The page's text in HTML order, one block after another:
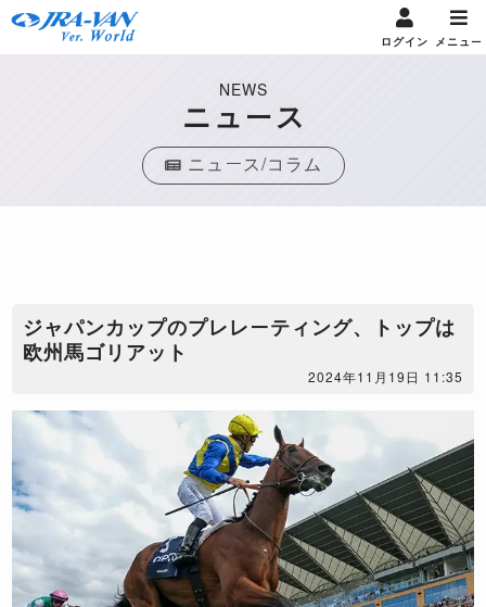
ログイン メニュー
NEWS
ニュース
ニュース/コラム
​ジャパンカップのプレレーティング、トップは
欧州馬ゴリアット
2024年11月19日 11:35